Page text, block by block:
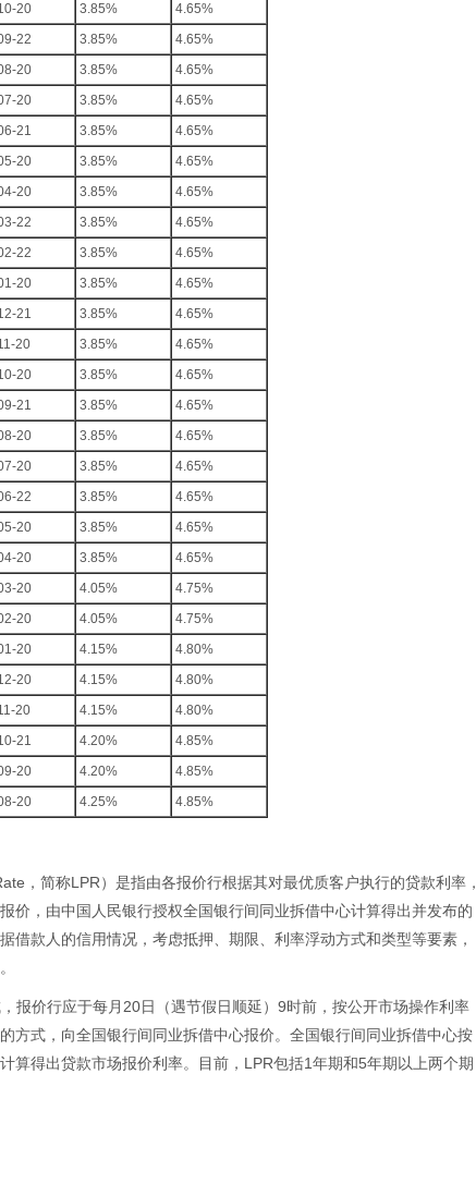
20
3.85%
4.65%
22
3.85%
4.65%
20
3.85%
4.65%
20
3.85%
4.65%
21
3.85%
4.65%
20
3.85%
4.65%
20
3.85%
4.65%
22
3.85%
4.65%
22
3.85%
4.65%
20
3.85%
4.65%
21
3.85%
4.65%
20
3.85%
4.65%
20
3.85%
4.65%
21
3.85%
4.65%
20
3.85%
4.65%
20
3.85%
4.65%
22
3.85%
4.65%
20
3.85%
4.65%
20
3.85%
4.65%
20
4.05%
4.75%
20
4.05%
4.75%
20
4.15%
4.80%
20
4.15%
4.80%
20
4.15%
4.80%
21
4.20%
4.85%
20
4.20%
4.85%
20
4.25% 4.85%
，简称LPR）是指由各报价行根据其对最优质客户执行的贷款利率，
价，由中国人民银行授权全国银行间同业拆借中心计算得出并发布的
借款人的信用情况，考虑抵押、期限、利率浮动方式和类型等要素，
报价行应于每月20日（遇节假日顺延）9时前，按公开市场操作利率
方式，向全国银行间同业拆借中心报价。全国银行间同业拆借中心按
算得出贷款市场报价利率。目前，LPR包括1年期和5年期以上两个期